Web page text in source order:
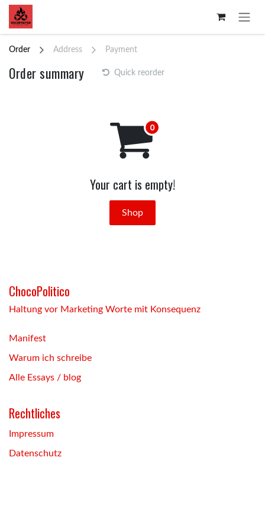
Skip to Content
Order Address Payment
Order summary Quick reorder
Your cart is empty!
Shop
ChocoPolitico
Haltung vor Marketing Worte mit Konsequenz
Manifest
Warum ich schreibe
Alle Essays / blog
Rechtliches
Impressum
Datenschutz